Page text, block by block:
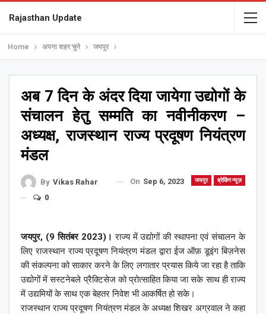
Rajasthan Update
Home अपना शहर चुने जयपुर
अब 7 दिन के अंदर दिया जायेगा उद्योगों के
संचालन हेतु सम्मति का नवीनीकरण –
अध्यक्ष, राजस्थान राज्य प्रदूषण नियंत्रण
मंडल
जयपुर ब्रेकिंग न्यूज़
By Vikas Rahar On Sep 6, 2023
0
जयपुर, (9 सितंबर 2023)। राज्य में उद्योगों की स्थापना एवं संचालन के
लिए राजस्थान राज्य प्रदूषण नियंत्रण मंडल द्वारा ईज ऑफ़ डूइंग बिज़नेस
की संकल्पना को साकार करने के लिए लगातार प्रयास किये जा रहा है ताकि
उद्योगों में सस्टनेबले प्रैक्टिसेज को प्रोत्साहित किया जा सके साथ ही राज्य
में उद्यमियों के साथ एक बेहतर निवेश भी आकर्षित हो सके।
राजस्थान राज्य प्रदूषण नियंत्रण मंडल के अध्यक्ष शिखर अग्रवाल ने कहा